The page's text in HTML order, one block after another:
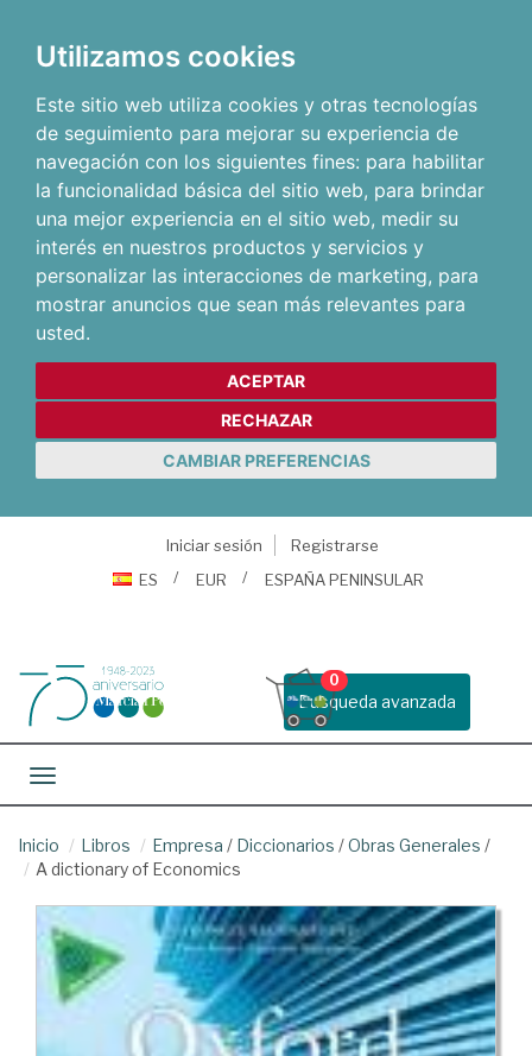
Utilizamos cookies
Este sitio web utiliza cookies y otras tecnologías
de seguimiento para mejorar su experiencia de
navegación con los siguientes fines: para habilitar
la funcionalidad básica del sitio web, para brindar
una mejor experiencia en el sitio web, medir su
interés en nuestros productos y servicios y
personalizar las interacciones de marketing, para
mostrar anuncios que sean más relevantes para
usted.
ACEPTAR
RECHAZAR
CAMBIAR PREFERENCIAS
Iniciar sesión
Registrarse
ES
EUR ESPAÑA PENINSULAR
Busqueda avanzada
0
Toggle navigation
Inicio Libros Empresa / Diccionarios /Obras Generales /
A dictionary of Economics